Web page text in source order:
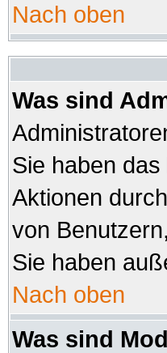
Nach oben
Was sind
Sie haben
Aktionen
von
Sie haben
Nach oben
Was sind